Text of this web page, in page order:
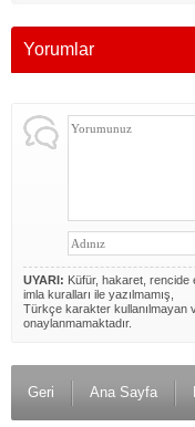
Yorumlar
UYARI: Küfür, hakaret, rencide
imla kuralları ile yazılmamış,
Türkçe karakter kullanılmayan
onaylanmamaktadır.
Geri Ana Sayfa